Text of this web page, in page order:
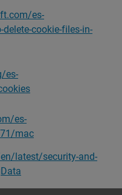
es-
cookie-files-in-
es-
es-
mac
latest/security-and-